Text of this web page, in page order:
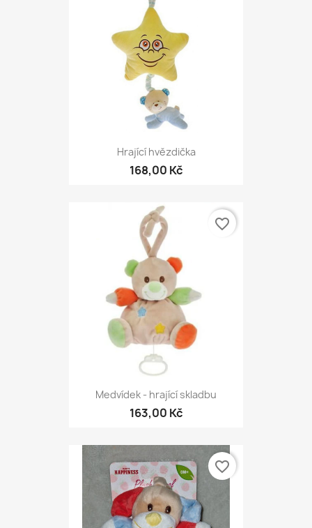
Hrající hvězdička
168,00 Kč
Medvídek - hrající skladbu
163,00 Kč
favorite_border
favorite_border